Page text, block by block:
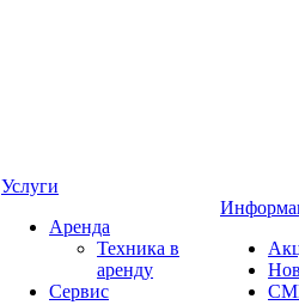
Услуги
Аренда
Техника в
аренду
Сервис